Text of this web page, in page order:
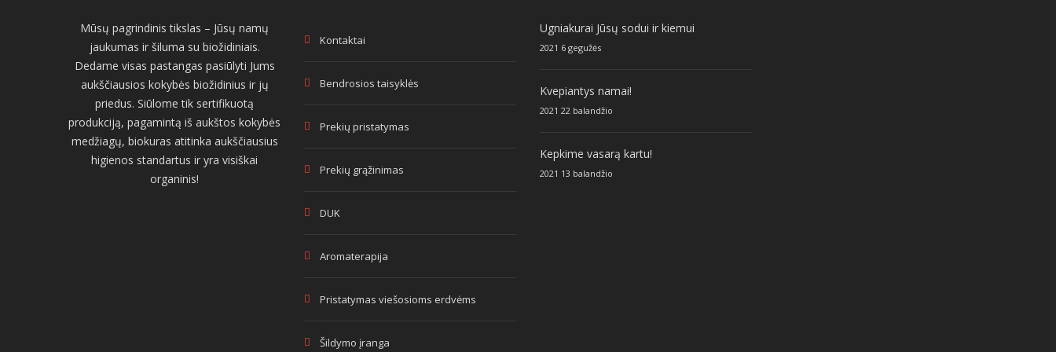
Mūsų pagrindinis tikslas – Jūsų namų
jaukumas ir šiluma su biožidiniais.
Dedame visas pastangas pasiūlyti Jums
aukščiausios kokybės biožidinius ir jų
priedus. Siūlome tik sertifikuotą
produkciją, pagamintą iš aukštos kokybės
medžiagų, biokuras atitinka aukščiausius
higienos standartus ir yra visiškai
organinis!
Kontaktai
Bendrosios taisyklės
Prekių pristatymas
Prekių grąžinimas
DUK
Aromaterapija
Pristatymas viešosioms erdvėms
Šildymo įranga
Ugniakurai Jūsų sodui ir kiemui
2021 6 gegužės
Kvepiantys namai!
2021 22 balandžio
Kepkime vasarą kartu!
2021 13 balandžio